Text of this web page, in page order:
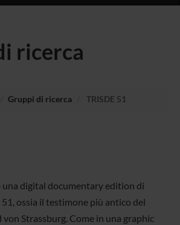
ricerca
Gruppi di ricerca TRISDE 51
una digital documentary edition di
51, ossia il testimone più antico del
Strassburg. Come in una graphic